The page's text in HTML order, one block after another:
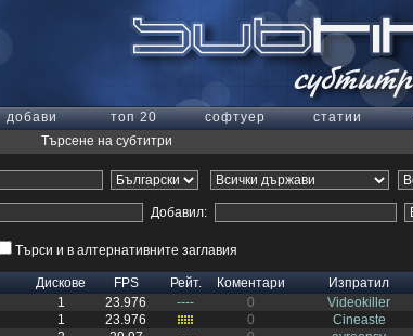
добави топ 20 софтуер статии
Търсене на субтитри
Добавил:
Търси и в алтернативните заглавия
Дискове FPS Рейт. Коментари Изпратил
1 23.976 ---- 0 Videokiller
1 23.976 0 Cineaste